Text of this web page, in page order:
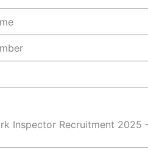
Inspector Recruitment 2025